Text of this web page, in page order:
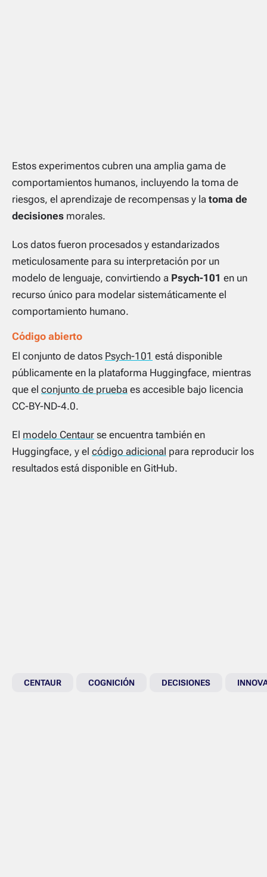
Estos experimentos cubren una amplia gama de
comportamientos humanos, incluyendo la toma de
riesgos, el aprendizaje de recompensas y la toma de
decisiones morales.
Los datos fueron procesados y estandarizados
meticulosamente para su interpretación por un
modelo de lenguaje, convirtiendo a Psych-101 en un
recurso único para modelar sistemáticamente el
comportamiento humano.
Código abierto
El conjunto de datos Psych-101 está disponible
públicamente en la plataforma Huggingface, mientras
que el conjunto de prueba es accesible bajo licencia
CC-BY-ND-4.0.
El modelo Centaur se encuentra también en
Huggingface, y el código adicional para reproducir los
resultados está disponible en GitHub.
CENTAUR COGNICIÓN DECISIONES